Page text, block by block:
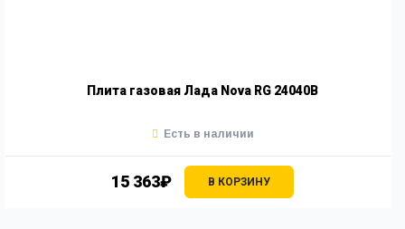
Плита газовая Лада Nova RG 24040В
15 363₽ В КОРЗИНУ
Есть в наличии